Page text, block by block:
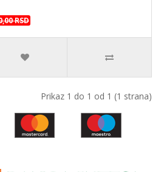
RSD
Prikaz 1 do 1 od 1 (1 strana)